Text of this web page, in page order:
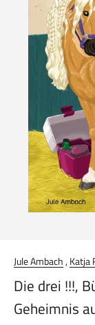
Jule Ambach,Katja
Die drei !!!,
Geheimnis